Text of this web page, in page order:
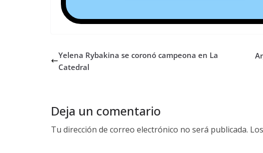
Yelena Rybakina se coronó campeona en La
Catedral
Deja un comentario
Tu dirección de correo electrónico no será publicada.